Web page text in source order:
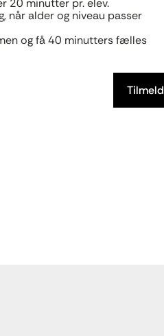
20 minutter pr. elev.
når alder og niveau passer
og få 40 minutters fælles
Tilmeld